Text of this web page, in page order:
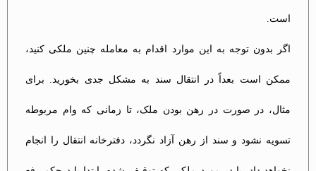
است​.
اگر بدون توجه به این موارد اقدام به معامله چنین ملکی کنید،
ممکن است بعداً در انتقال سند به مشکل جدی بخورید. برای
مثال، در صورت در رهن بودن ملک، تا زمانی که وام مربوطه
تسویه نشود و سند از رهن آزاد نگردد، دفترخانه انتقال را انجام